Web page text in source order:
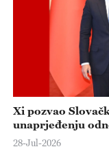
d
o
Xi pozvao
unaprjeđenju
28-Jul-2026